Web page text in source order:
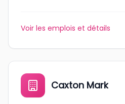
Voir les emplois et détails
Caxton Mark